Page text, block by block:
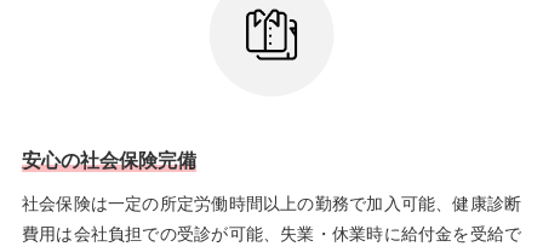
安心の社会保険完備
社会保険は一定の所定労働時間以上の勤務で加入可能、健康診断
費用は会社負担での受診が可能、失業・休業時に給付金を受給で